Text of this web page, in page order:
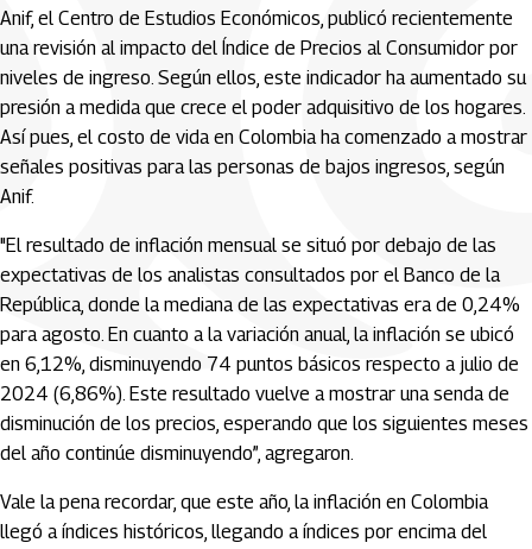
Anif, el Centro de Estudios Económicos, publicó recientemente
una revisión al impacto del Índice de Precios al Consumidor por
niveles de ingreso. Según ellos, este indicador ha aumentado su
presión a medida que crece el poder adquisitivo de los hogares.
Así pues, el costo de vida en Colombia ha comenzado a mostrar
señales positivas para las personas de bajos ingresos, según
Anif.
"El resultado de inflación mensual se situó por debajo de las
expectativas de los analistas consultados por el Banco de la
República, donde la mediana de las expectativas era de 0,24%
para agosto. En cuanto a la variación anual, la inflación se ubicó
en 6,12%, disminuyendo 74 puntos básicos respecto a julio de
2024 (6,86%). Este resultado vuelve a mostrar una senda de
disminución de los precios, esperando que los siguientes meses
del año continúe disminuyendo”, agregaron.
Vale la pena recordar, que este año, la inflación en Colombia
llegó a índices históricos, llegando a índices por encima del